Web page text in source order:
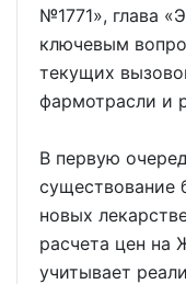
№1771», глава
ключевым
текущих
фармотрасли и
В первую
существование
новых
расчета цен на
учитывает